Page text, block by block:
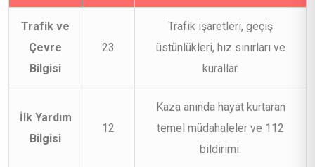
Trafik ve
Çevre
Bilgisi
23
Trafik işaretleri, geçiş
üstünlükleri, hız sınırları ve
kurallar.
İlk Yardım
Bilgisi
12
Kaza anında hayat kurtaran
temel müdahaleler ve 112
bildirimi.